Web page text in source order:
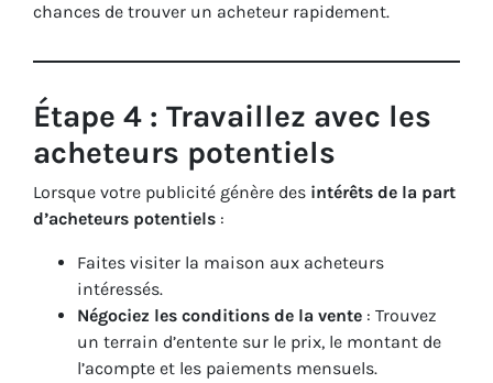
chances de trouver un acheteur rapidement.
Étape 4 : Travaillez avec les
acheteurs potentiels
Lorsque votre publicité génère des intérêts de la part
d’acheteurs potentiels :
Faites visiter la maison aux acheteurs
intéressés.
Négociez les conditions de la vente : Trouvez
un terrain d’entente sur le prix, le montant de
l’acompte et les paiements mensuels.